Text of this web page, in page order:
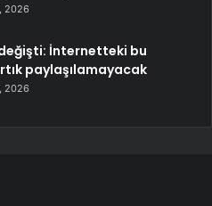
2026
İnternetteki bu
paylaşılamayacak
2026